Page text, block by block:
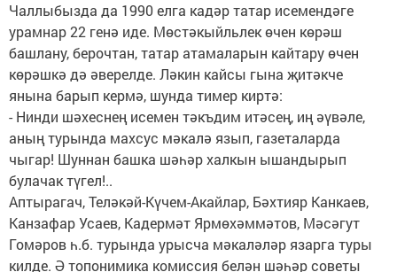
Чаллыбызда да 1990 елга кадәр татар исемендәге
урамнар 22 генә иде. Мөстәкыйльлек өчен көрәш
башлану, берочтан, татар атамаларын кайтару өчен
көрәшкә дә әверелде. Ләкин кайсы гына җитәкче
янына барып кермә, шунда тимер киртә:
- Нинди шәхеснең исемен тәкъдим итәсең, иң әүвәле,
аның турында махсус мәкалә язып, газеталарда
чыгар! Шуннан башка шәһәр халкын ышандырып
булачак түгел!..
Аптырагач, Теләкәй-Күчем-Акайлар, Бәхтияр Канкаев,
Канзафар Усаев, Кадермәт Ярмөхәммәтов, Мәсәгут
Гомәров һ.б. турында урысча мәкаләләр язарга туры
килде. Ә топонимика комиссия белән шәһәр советы